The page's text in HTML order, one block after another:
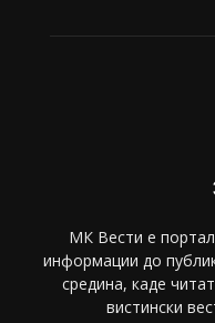
МК Вести е
информации до
средина, каде
вистински